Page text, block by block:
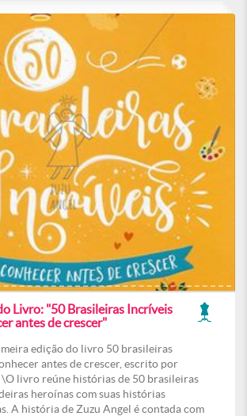
Livro: "50 Brasileiras Incríveis
antes de crescer"
edição do livro 50 brasileiras
antes de crescer, escrito por
\O livro reúne histórias de 50 brasileiras
heroínas com suas histórias
A história de Zuzu Angel é contada com